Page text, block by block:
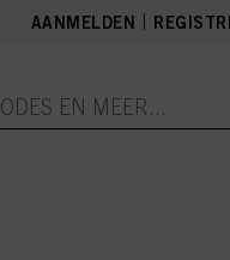
AANMELDEN